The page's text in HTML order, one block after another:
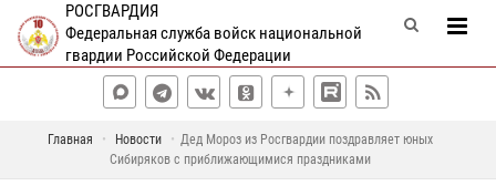
РОСГВАРДИЯ
Федеральная служба войск национальной
гвардии Российской Федерации
Главная Новости
Дед Мороз из Росгвардии поздравляет юных
Сибиряков с приближающимися праздниками